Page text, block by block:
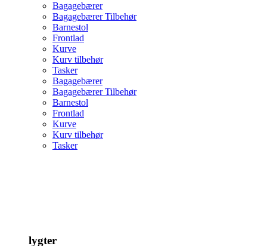
Bagagebærer
Bagagebærer Tilbehør
Barnestol
Frontlad
Kurve
Kurv tilbehør
Tasker
Bagagebærer
Bagagebærer Tilbehør
Barnestol
Frontlad
Kurve
Kurv tilbehør
Tasker
lygter